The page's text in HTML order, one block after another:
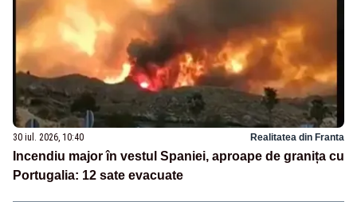
30 iul. 2026, 10:40 Realitatea din Franta
Incendiu major în vestul Spaniei, aproape de granița cu
Portugalia: 12 sate evacuate